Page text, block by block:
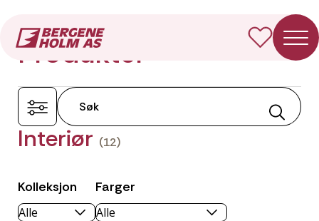
Produkter
Interiør (12)
Kolleksjon Farger